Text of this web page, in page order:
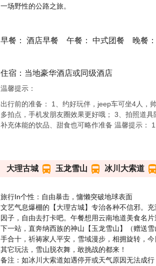
一场野性的公路之旅。
早餐： 酒店早餐 午餐： 中式团餐 晚餐：
住宿：当地豪华酒店或同级酒店
温馨提示：
出行前的准备： 1、约好玩伴，jeep车可坐4人，
多拍点，手机发朋友圈效果更好哦； 3、拍照道
补充体能的饮品、甜食也可略作准备 温馨提示：
大理古城 玉龙雪山 冰川大索道
旅行In个性：自由暴击，慵懒突破地球表面
文艺气息爆棚的【大理古城】专治各种不信邪。
因子，自由去打卡吧。午餐想用云南地道美食名片
下一站，直奔纳西族的神山【玉龙雪山】（赠送
手合十，祈祷家人平安，雪域漫步，相拥旋转，
其它玩法，雪山脱衣舞，敢挑战的都来！
备注：如冰川大索道如遇停开或天气原因无法成